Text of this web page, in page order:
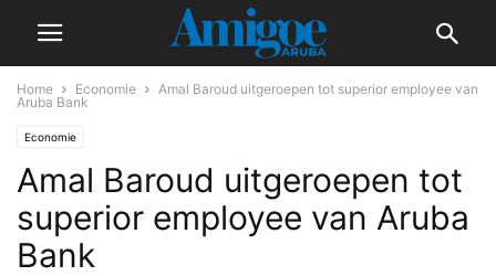
Home Economie
Amal Baroud uitgeroepen tot superior employee van
Aruba Bank
Economie
Amal Baroud uitgeroepen tot
superior employee van Aruba
Bank